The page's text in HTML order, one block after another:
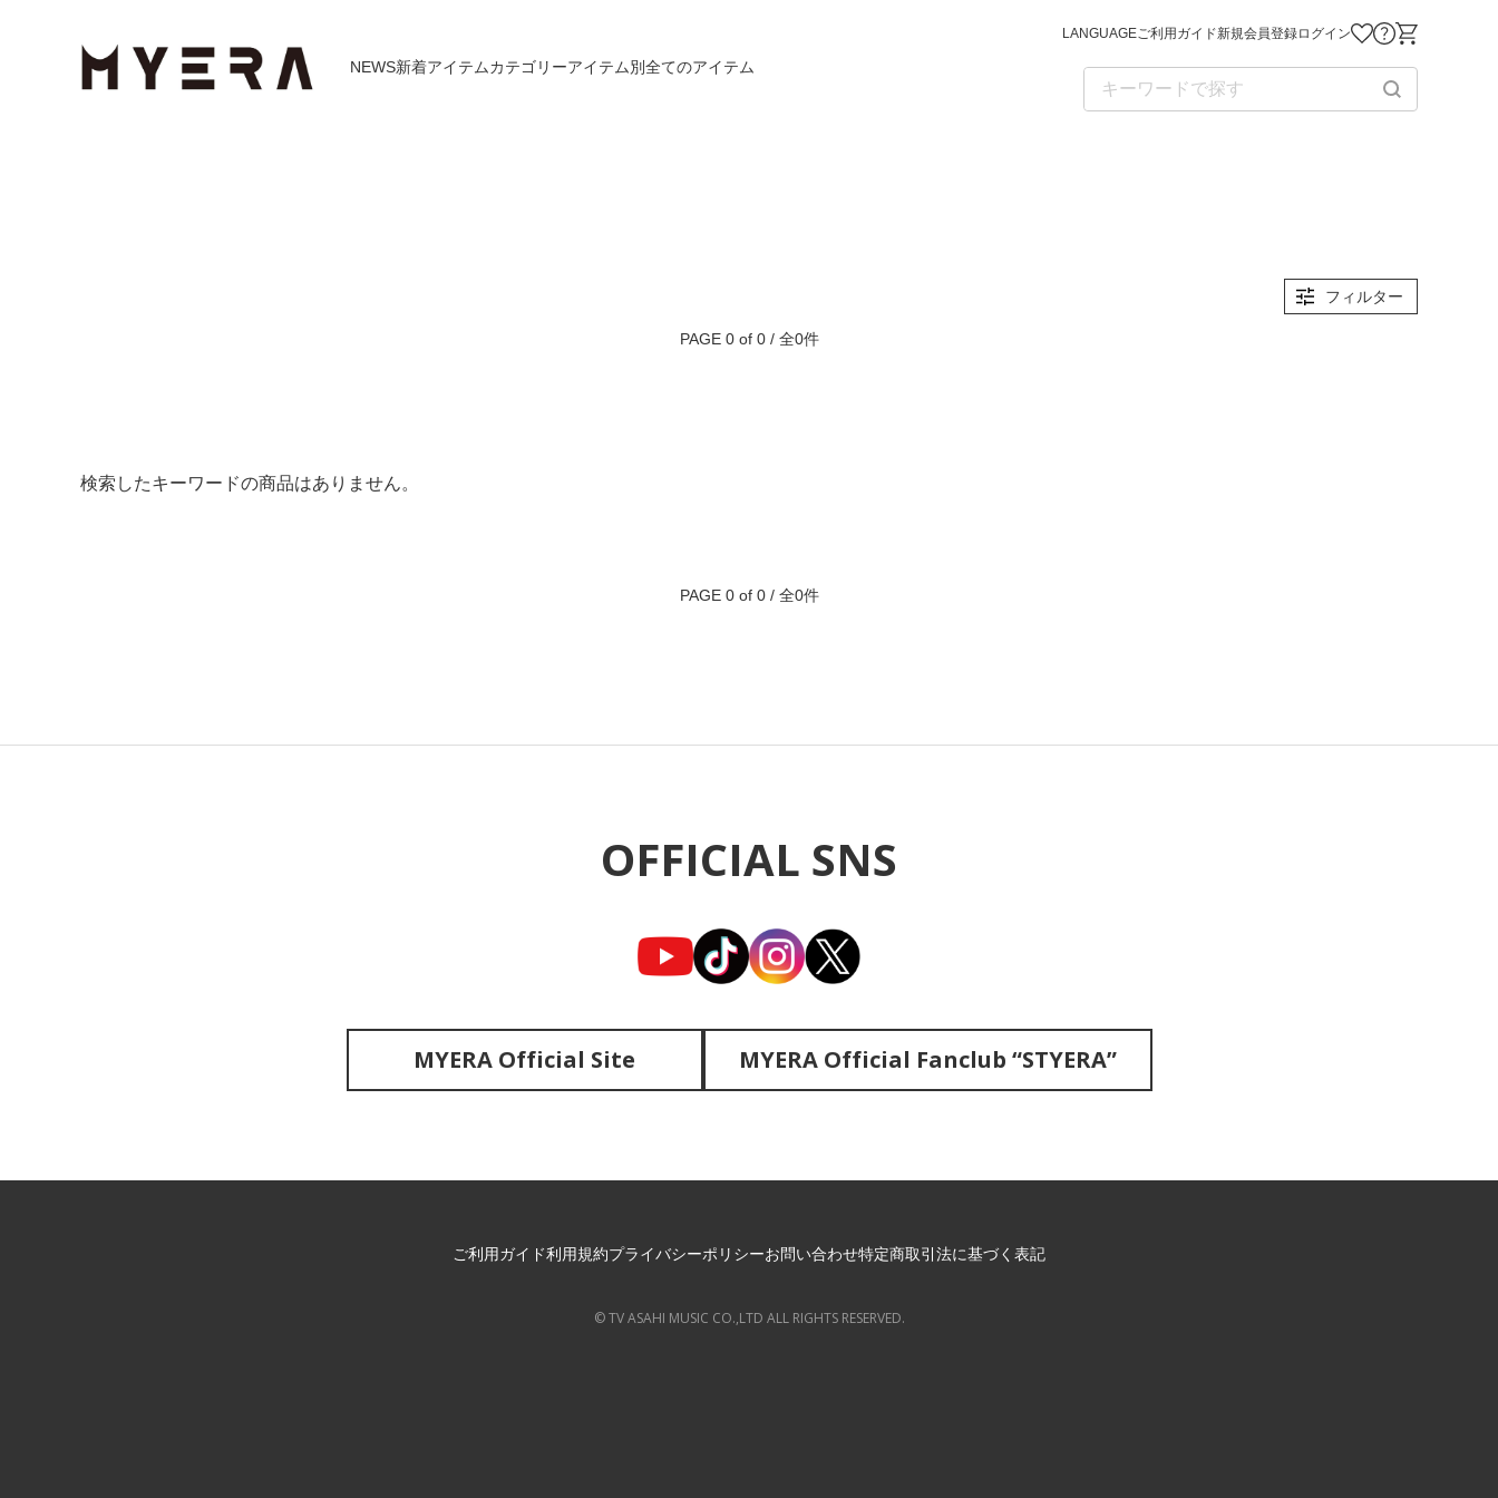
NEWS新着アイテムカテゴリーアイテム別全てのアイテム
LANGUAGEご利用ガイド新規会員登録ログイン お気に入り商品
お問い合わせ
フィルター
PAGE 0 of 0 / 全0件
検索したキーワードの商品はありません。
PAGE 0 of 0 / 全0件
OFFICIAL SNS
MYERA Official Site MYERA Official Fanclub “STYERA”
ご利用ガイド利用規約プライバシーポリシーお問い合わせ特定商取引法に基づく表記
© TV ASAHI MUSIC CO.,LTD ALL RIGHTS RESERVED.